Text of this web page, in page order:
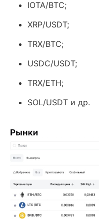
IOTA/BTC;
XRP/USDT;
TRX/BTC;
USDC/USDT;
TRX/ETH;
SOL/USDT и др.